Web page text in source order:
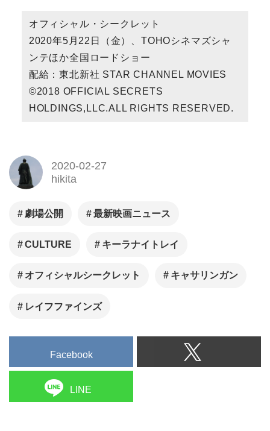
オフィシャル・シークレット
2020年5月22日（金）、TOHOシネマズシャ
ンテほか全国ロードショー
配給：東北新社 STAR CHANNEL MOVIES
©2018 OFFICIAL SECRETS
HOLDINGS,LLC.ALL RIGHTS RESERVED.
2020-02-27
hikita
劇場公開 最新映画ニュース
CULTURE キーラナイトレイ
オフィシャルシークレット キャサリンガン
レイフファインズ
Facebook
LINE